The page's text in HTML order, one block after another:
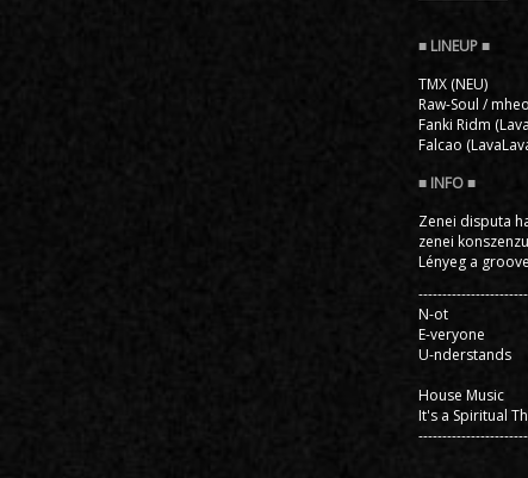
TMX (NEU)
Raw-Soul /
Fanki Ridm
Falcao
Zenei disputa
zenei
Lényeg a
N-ot
E-veryone
U-nderstands
House Music
It's a Spiritual